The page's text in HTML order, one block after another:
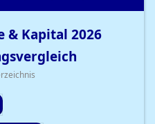
& Kapital 2026